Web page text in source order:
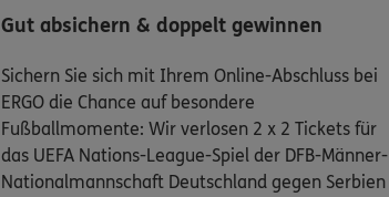
Gut absichern & doppelt gewinnen
Sichern Sie sich mit Ihrem Online-Abschluss bei
ERGO die Chance auf besondere
Fußballmomente: Wir verlosen 2 x 2 Tickets für
das UEFA Nations-League-Spiel der DFB-Männer-
Nationalmannschaft Deutschland gegen Serbien